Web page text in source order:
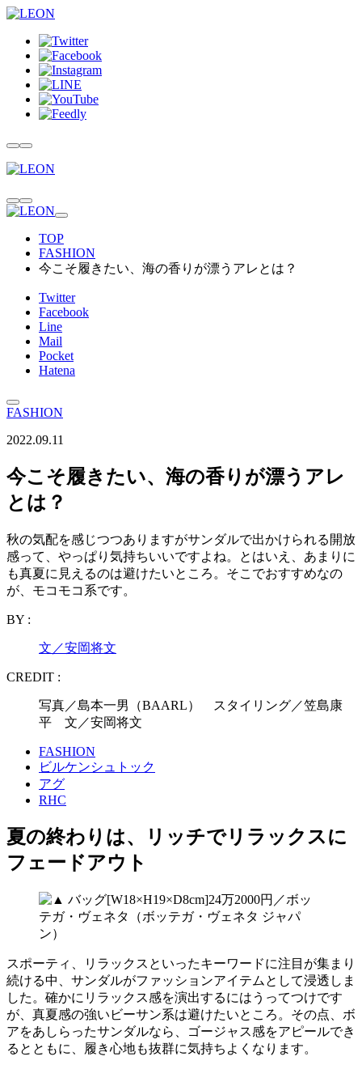
TOP
FASHION
今こそ履きたい、海の香りが漂うアレとは？
Twitter
Facebook
Line
Mail
Pocket
Hatena
FASHION
2022.09.11
今こそ履きたい、海の香りが漂うアレ
とは？
秋の気配を感じつつありますがサンダルで出かけられる開放
感って、やっぱり気持ちいいですよね。とはいえ、あまりに
も真夏に見えるのは避けたいところ。そこでおすすめなの
が、モコモコ系です。
BY :
文／安岡将文
CREDIT :
写真／島本一男（BAARL） スタイリング／笠島康
平 文／安岡将文
FASHION
ビルケンシュトック
アグ
RHC
夏の終わりは、リッチでリラックスに
フェードアウト
スポーティ、リラックスといったキーワードに注目が集まり
続ける中、サンダルがファッションアイテムとして浸透しま
した。確かにリラックス感を演出するにはうってつけです
が、真夏感の強いビーサン系は避けたいところ。その点、ボ
アをあしらったサンダルなら、ゴージャス感をアピールでき
るとともに、履き心地も抜群に気持ちよくなります。